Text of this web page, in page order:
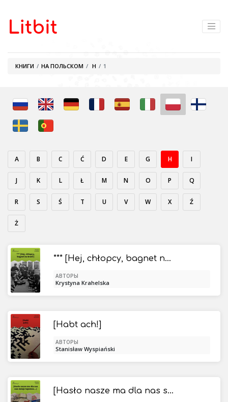
КНИГИ НА ПОЛЬСКОМ H 1
*** [Hej, chłopcy, bagnet na broń!]
АВТОРЫ
Krystyna Krahelska
[Habt ach!]
АВТОРЫ
Stanisław Wyspiański
[Hasło nasze ma dla nas swe dzieje tajemne...]
A B C Ć D E G H I
J K L Ł M N O P Q
R S Ś T U V W X Ź
Ż